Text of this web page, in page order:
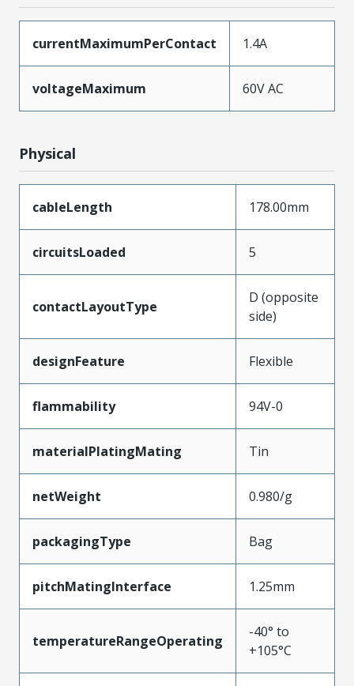
currentMaximumPerContact 1.4A
voltageMaximum 60V AC
Physical
cableLength 178.00mm
circuitsLoaded 5
contactLayoutType
D (opposite
side)
designFeature Flexible
flammability 94V-0
materialPlatingMating Tin
netWeight 0.980/g
packagingType Bag
pitchMatingInterface 1.25mm
temperatureRangeOperating
-40° to
+105°C